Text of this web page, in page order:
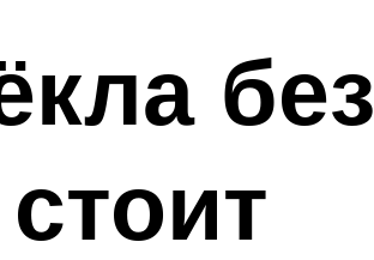
без